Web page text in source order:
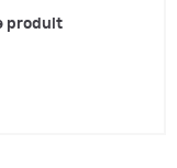
produit